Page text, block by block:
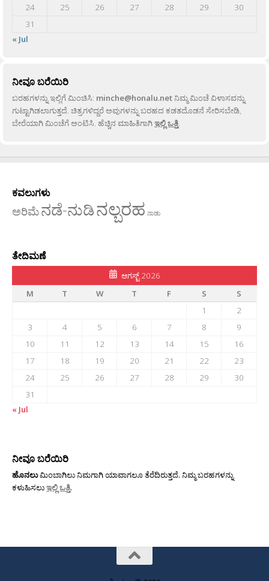
24
25 26 27 28 29
30
31
« Jul
ನೀವೂ ಬರೆಯಿರಿ
ಬರಹಗಳನ್ನು ಇಲ್ಲಿಗೆ ಮಿಂಚಿಸಿ: minche@honalu.netನಿಮ್ಮ ಮಿಂಚೆ ವಿಳಾಸವನ್ನು
ಗುಟ್ಟಾಗಿಡಲಾಗುತ್ತದೆ. ಚಿತ್ರಗಳಿದ್ದರೆ ಅವುಗಳನ್ನು ಬರಹದ ಕಡತದೊಡನೆ ಸೇರಿಸಬೇಡಿ,
ಬೇರೆಯಾಗಿ ಮಿಂಚೆಗೆ ಅಂಟಿಸಿ. ಹೆಚ್ಚಿನ ಮಾಹಿತಿಗಾಗಿಇಲ್ಲಿ ಒತ್ತಿ.
ಕವಲುಗಳು
ಅರಿಮೆನಡೆ-ನುಡಿನಲ್ಬರಹ ನಾಡು
ತೇದಿಮಣೆ
ಆಗಸ್ಟ್ 2026
M
T W T F S
S
1
2
3
4 5 6 7 8
9
10
11 12 13 14 15
16
17
18 19 20 21 22
23
24
25 26 27 28 29
30
31
« Jul
ನೀವೂ ಬರೆಯಿರಿ
ಹೊನಲುಮಿಂಬಾಗಿಲು ನಿಮಗಾಗಿ ಯಾವಾಗಲೂ ತೆರೆದಿರುತ್ತದೆ. ನಿಮ್ಮ ಬರಹಗಳನ್ನು
ಕಳುಹಿಸಲುಇಲ್ಲಿ ಒತ್ತಿ.